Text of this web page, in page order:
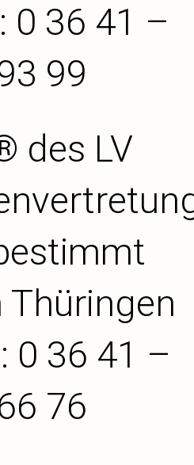
0 36 41 –
99
des LV
Thüringen
0 36 41 –
76